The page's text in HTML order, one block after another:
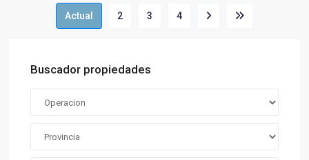
Actual 2 3 4
Buscador propiedades